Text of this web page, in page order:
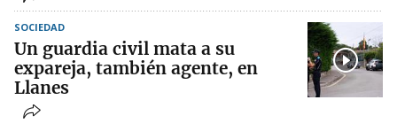
SOCIEDAD
Un guardia civil mata a su
expareja, también agente, en
Llanes